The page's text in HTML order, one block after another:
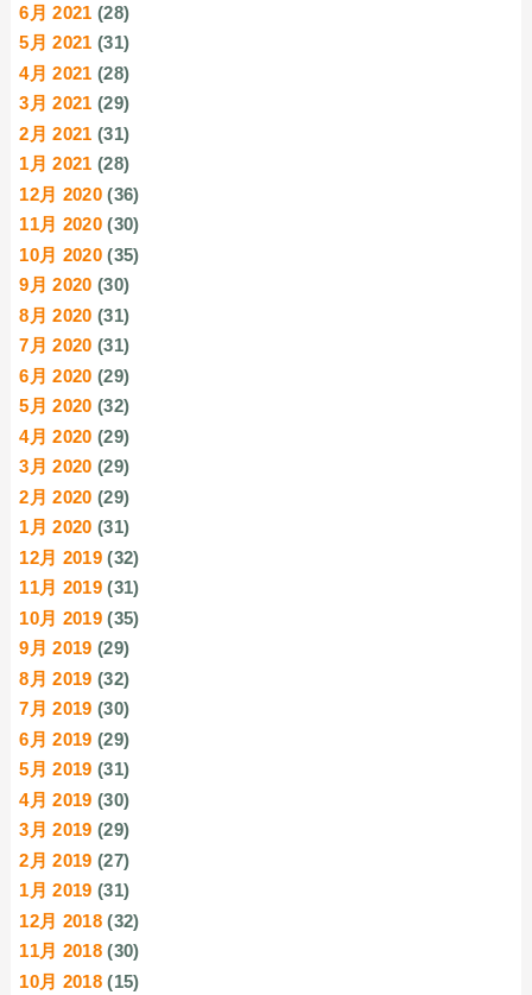
6月 2021 (28)
5月 2021 (31)
4月 2021 (28)
3月 2021 (29)
2月 2021 (31)
1月 2021 (28)
12月 2020 (36)
11月 2020 (30)
10月 2020 (35)
9月 2020 (30)
8月 2020 (31)
7月 2020 (31)
6月 2020 (29)
5月 2020 (32)
4月 2020 (29)
3月 2020 (29)
2月 2020 (29)
1月 2020 (31)
12月 2019 (32)
11月 2019 (31)
10月 2019 (35)
9月 2019 (29)
8月 2019 (32)
7月 2019 (30)
6月 2019 (29)
5月 2019 (31)
4月 2019 (30)
3月 2019 (29)
2月 2019 (27)
1月 2019 (31)
12月 2018 (32)
11月 2018 (30)
10月 2018 (15)